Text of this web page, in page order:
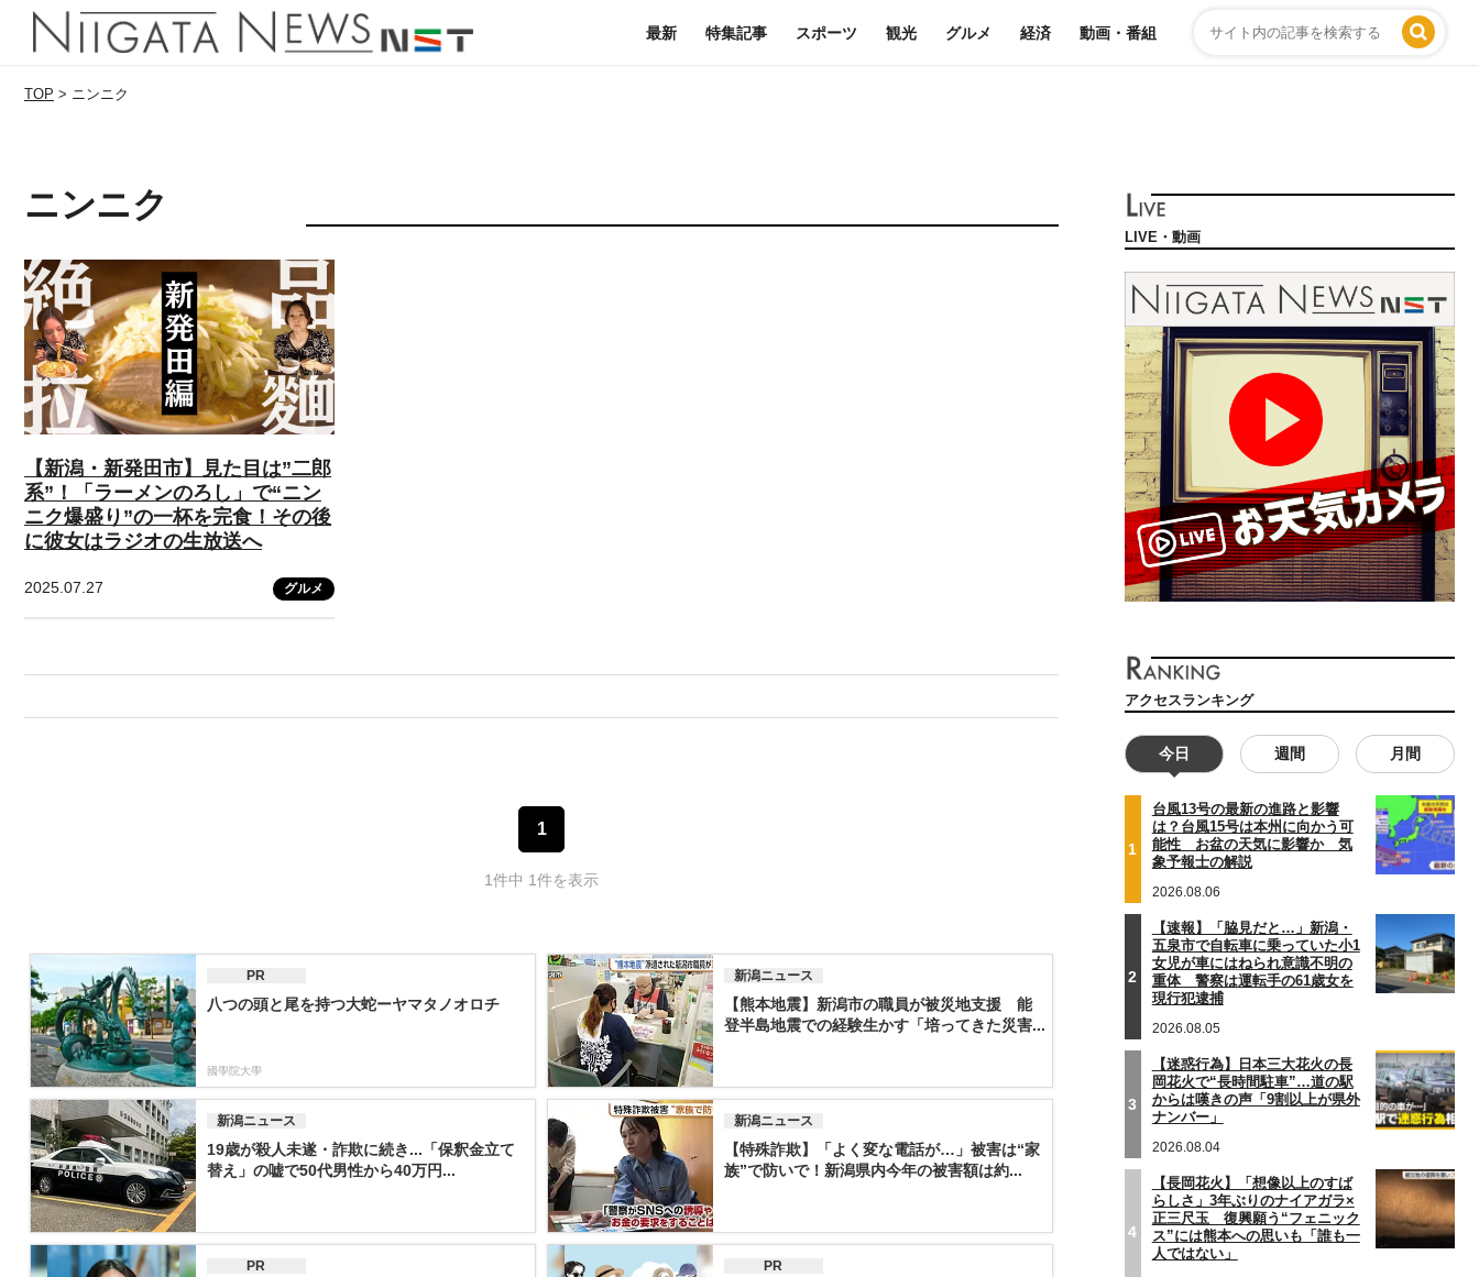
最新 特集記事 スポーツ 観光 グルメ 経済 動画・番組
TOP > ニンニク
ニンニク
【新潟・新発田市】見た目は”二郎
系”！「ラーメンのろし」で“ニン
ニク爆盛り”の一杯を完食！その後
に彼女はラジオの生放送へ
2025.07.27 グルメ
1
1件中 1件を表示
PR
八つの頭と尾を持つ大蛇ーヤマタノオロチ
國學院大學
新潟ニュース
【熊本地震】新潟市の職員が被災地支援 能
登半島地震での経験生かす「培ってきた災害...
新潟ニュース
19歳が殺人未遂・詐欺に続き...「保釈金立て
替え」の嘘で50代男性から40万円...
新潟ニュース
【特殊詐欺】「よく変な電話が…」被害は“家
族”で防いで！新潟県内今年の被害額は約...
PR PR
LIVE・動画
アクセスランキング
今日 週間 月間
1
台風13号の最新の進路と影響
は？台風15号は本州に向かう可
能性 お盆の天気に影響か 気
象予報士の解説
2026.08.06
2
【速報】「脇見だと…」新潟・
五泉市で自転車に乗っていた小1
女児が車にはねられ意識不明の
重体 警察は運転手の61歳女を
現行犯逮捕
2026.08.05
3
【迷惑行為】日本三大花火の長
岡花火で“長時間駐車”…道の駅
からは嘆きの声「9割以上が県外
ナンバー」
2026.08.04
4
【長岡花火】「想像以上のすば
らしさ」3年ぶりのナイアガラ×
正三尺玉 復興願う“フェニック
ス”には熊本への思いも「誰も一
人ではない」